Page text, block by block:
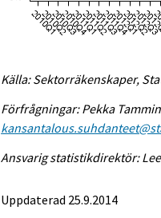
Källa: Sektorräkenskaper,
Förfrågningar: Pekka
Ansvarig statistikdirektör:
Uppdaterad 25.9.2014